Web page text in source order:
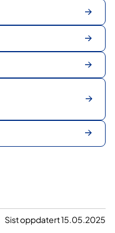
Sist oppdatert 15.05.2025